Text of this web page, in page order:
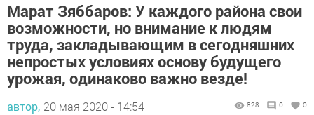
Марат Зяббаров: У каждого района свои
возможности, но внимание к людям
труда, закладывающим в сегодняшних
непростых условиях основу будущего
урожая, одинаково важно везде!
автор, 20 мая 2020 - 14:54 828 0 0